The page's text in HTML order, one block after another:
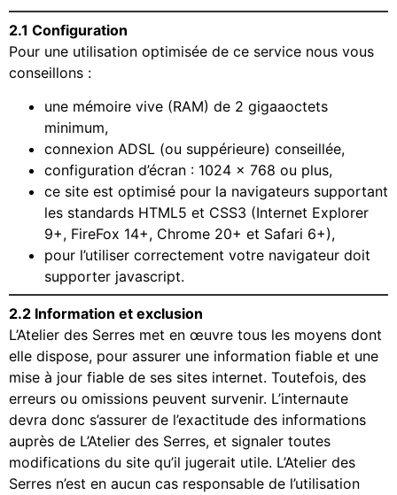
2.1 Configuration
Pour une utilisation optimisée de ce service nous vous
conseillons :
une mémoire vive (RAM) de 2 gigaaoctets
minimum,
connexion ADSL (ou suppérieure) conseillée,
configuration d’écran : 1024 x 768 ou plus,
ce site est optimisé pour la navigateurs supportant
les standards HTML5 et CSS3 (Internet Explorer
9+, FireFox 14+, Chrome 20+ et Safari 6+),
pour l’utiliser correctement votre navigateur doit
supporter javascript.
2.2 Information et exclusion
L’Atelier des Serres met en œuvre tous les moyens dont
elle dispose, pour assurer une information fiable et une
mise à jour fiable de ses sites internet. Toutefois, des
erreurs ou omissions peuvent survenir. L’internaute
devra donc s’assurer de l’exactitude des informations
auprès de L’Atelier des Serres, et signaler toutes
modifications du site qu’il jugerait utile. L’Atelier des
Serres n’est en aucun cas responsable de l’utilisation